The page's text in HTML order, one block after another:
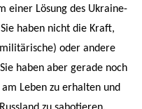
einer Lösung des Ukraine-
haben nicht die Kraft,
oder andere
haben aber gerade noch
Leben zu erhalten und